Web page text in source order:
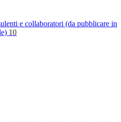
e collaboratori (da pubblicare in
10